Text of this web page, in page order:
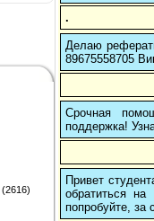
(2616)
.
Делаю
89675558705
Срочная
поддержка!
Привет
обратиться
попробуйте, за